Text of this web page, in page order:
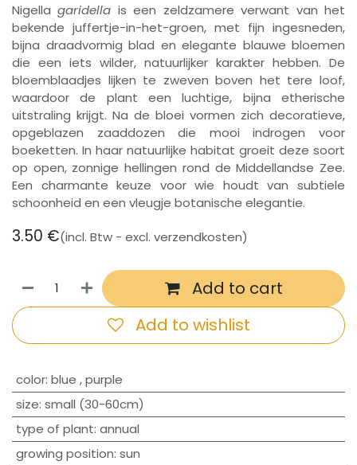
Nigellagaridella is een zeldzamere verwant van het
bekende juffertje-in-het-groen, met fijn ingesneden,
bijna draadvormig blad en elegante blauwe bloemen
die een iets wilder, natuurlijker karakter hebben. De
bloemblaadjes lijken te zweven boven het tere loof,
waardoor de plant een luchtige, bijna etherische
uitstraling krijgt. Na de bloei vormen zich decoratieve,
opgeblazen zaaddozen die mooi indrogen voor
boeketten. In haar natuurlijke habitat groeit deze soort
op open, zonnige hellingen rond de Middellandse Zee.
Een charmante keuze voor wie houdt van subtiele
schoonheid en een vleugje botanische elegantie.
3.50 €(incl. Btw - excl. verzendkosten)
Add to cart
Add to wishlist
​color: blue ,purple
size: small (30-60cm)
type of plant: annual
growing position: sun